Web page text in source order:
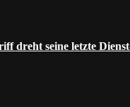
dreht seine letzte